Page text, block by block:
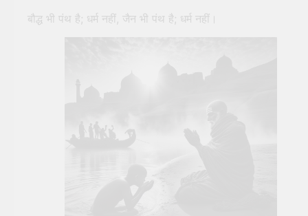
बौद्ध भी पंथ है; धर्म नहीं, जैन भी पंथ है; धर्म नहीं।